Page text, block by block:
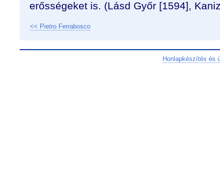
erősségeket is. (Lásd Győr [1594],
<< Pietro Ferrabosco
Honlapkészítés és